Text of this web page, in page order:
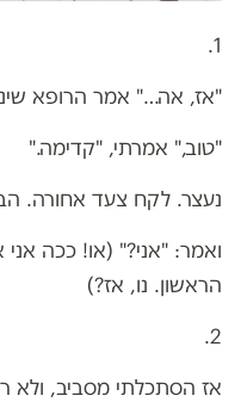
1.
"אז, אה…" אמר הרופא
"טוב," אמרתי, "קדימה."
נעצר. לקח צעד אחורה.
ואמר: "אני?" (או! ככה
הראשון. נו, אז?)
2.
אז הסתכלתי מסביב, ולא